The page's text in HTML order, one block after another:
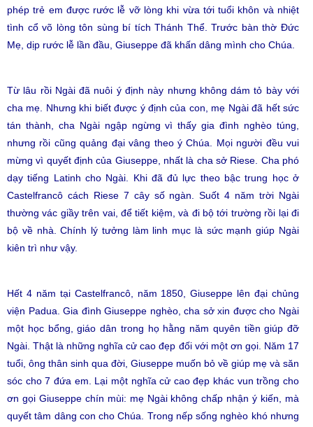
phép trẻ em được rước lễ vỡ lòng khi vừa tới tuổi khôn và nhiệt
tình cổ võ lòng tôn sùng bí tích Thánh Thể. Trước bàn thờ Đức
Mẹ, dịp rước lễ lần đầu, Giuseppe đã khấn dâng mình cho Chúa.
Từ lâu rồi Ngài đã nuôi ý định này nhưng không dám tỏ bày với
cha mẹ. Nhưng khi biết được ý định của con, mẹ Ngài đã hết sức
tán thành, cha Ngài ngập ngừng vì thấy gia đình nghèo túng,
nhưng rồi cũng quảng đại vâng theo ý Chúa. Mọi người đều vui
mừng vì quyết định của Giuseppe, nhất là cha sở Riese. Cha phó
dạy tiếng Latinh cho Ngài. Khi đã đủ lực theo bậc trung học ở
Castelfrancô cách Riese 7 cây số ngàn. Suốt 4 năm trời Ngài
thường vác giầy trên vai, để tiết kiệm, và đi bộ tới trường rồi lại đi
bộ về nhà. Chính lý tưởng làm linh mục là sức mạnh giúp Ngài
kiên trì như vậy.
Hết 4 năm tại Castelfrancô, năm 1850, Giuseppe lên đại chủng
viện Padua. Gia đình Giuseppe nghèo, cha sở xin được cho Ngài
một học bổng, giáo dân trong họ hằng năm quyên tiền giúp đỡ
Ngài. Thật là những nghĩa cử cao đẹp đối với một ơn gọi. Năm 17
tuổi, ông thân sinh qua đời, Giuseppe muốn bỏ về giúp mẹ và săn
sóc cho 7 đứa em. Lại một nghĩa cử cao đẹp khác vun trồng cho
ơn gọi Giuseppe chín mùi: mẹ Ngài không chấp nhận ý kiến, mà
quyết tâm dâng con cho Chúa. Trong nếp sống nghèo khó nhưng